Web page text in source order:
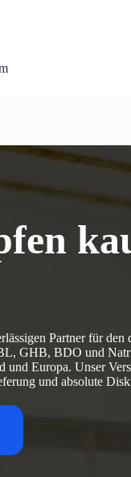
Partner für den
GHB, BDO und
und Europa. Unser
und absolute